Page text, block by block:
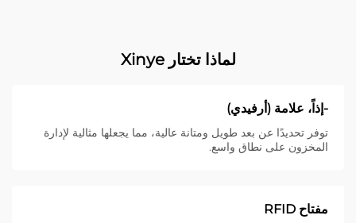
لماذا تختار Xinye
-إذاً، علامة (أرفيدي)
توفر تحديدًا عن بعد طويل ومتانة عالية، مما يجعلها مثالية لإدارة
المخزون على نطاق واسع.
مفتاح RFID